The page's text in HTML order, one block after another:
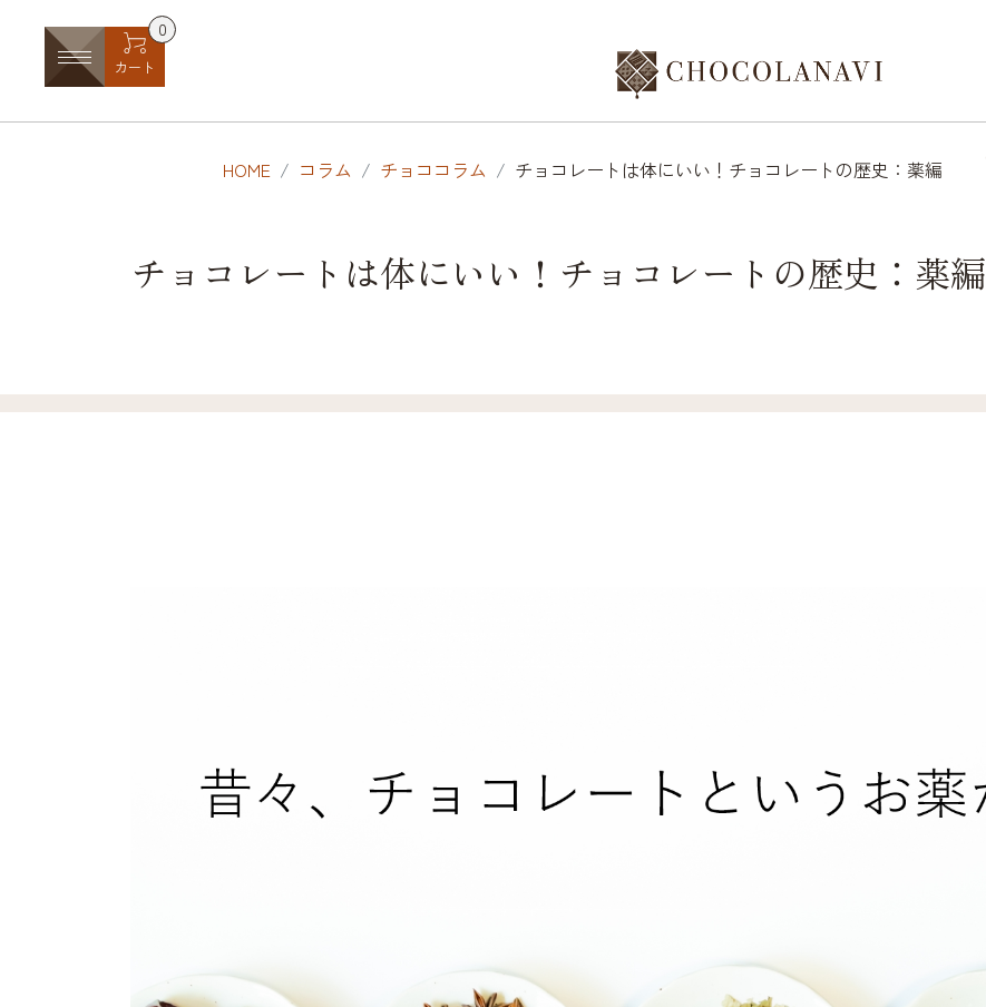
カート
0
HOME コラム チョココラム チョコレートは体にいい！チョコレートの歴史：薬編
チョコレートは体にいい！チョコレートの歴史：薬編